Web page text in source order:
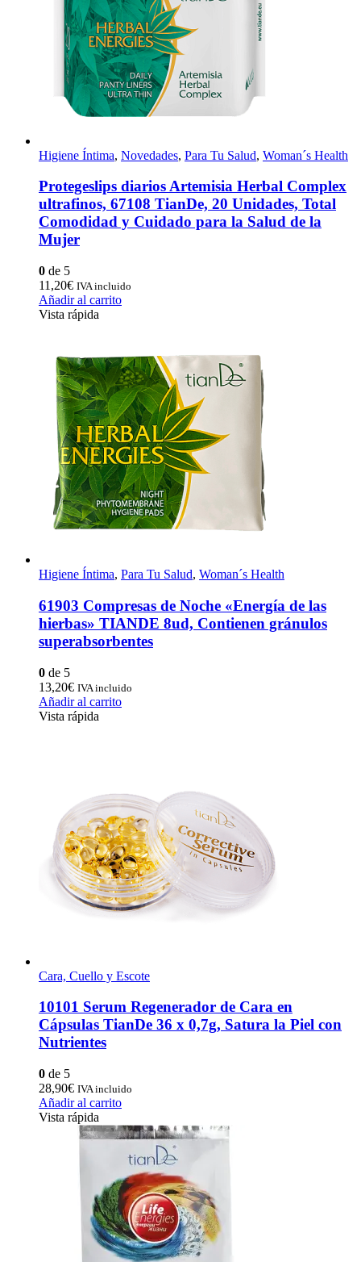
Higiene Íntima, Novedades, Para Tu Salud, Woman´s Health
Protegeslips diarios Artemisia Herbal Complex
ultrafinos, 67108 TianDe, 20 Unidades, Total
Comodidad y Cuidado para la Salud de la
Mujer
0 de 5
11,20€ IVA incluido
Añadir al carrito
Vista rápida
Higiene Íntima, Para Tu Salud, Woman´s Health
61903 Compresas de Noche «Energía de las
hierbas» TIANDE 8ud, Contienen gránulos
superabsorbentes
0 de 5
13,20€ IVA incluido
Añadir al carrito
Vista rápida
Cara, Cuello y Escote
10101 Serum Regenerador de Cara en
Cápsulas TianDe 36 x 0,7g, Satura la Piel con
Nutrientes
0 de 5
28,90€ IVA incluido
Añadir al carrito
Vista rápida